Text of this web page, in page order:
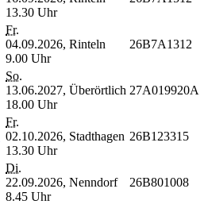
13.30 Uhr
Fr.
04.09.2026,
9.00 Uhr
Rinteln 26B7A1312
So.
13.06.2027,
18.00 Uhr
Überörtlich 27A019920A
Fr.
02.10.2026,
13.30 Uhr
Stadthagen 26B123315
Di.
22.09.2026,
8.45 Uhr
Nenndorf 26B801008